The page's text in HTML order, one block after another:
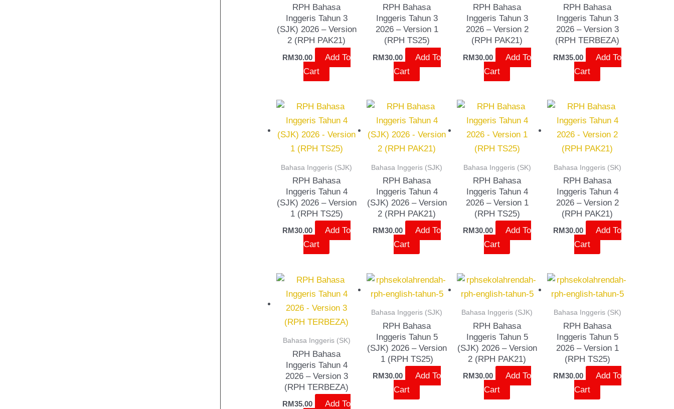
RPH Bahasa
Inggeris Tahun 3
(SJK) 2026 – Version
2 (RPH PAK21)
RM30.00
Add To
Cart
RPH Bahasa
Inggeris Tahun 3
2026 – Version 1
(RPH TS25)
RM30.00
Add To
Cart
RPH Bahasa
Inggeris Tahun 3
2026 – Version 2
(RPH PAK21)
RM30.00
Add To
Cart
RPH Bahasa
Inggeris Tahun 3
2026 – Version 3
(RPH TERBEZA)
RM35.00
Add To
Cart
Bahasa Inggeris (SJK)
RPH Bahasa
Inggeris Tahun 4
(SJK) 2026 – Version
1 (RPH TS25)
RM30.00
Add To
Cart
Bahasa Inggeris (SJK)
RPH Bahasa
Inggeris Tahun 4
(SJK) 2026 – Version
2 (RPH PAK21)
RM30.00
Add To
Cart
Bahasa Inggeris (SK)
RPH Bahasa
Inggeris Tahun 4
2026 – Version 1
(RPH TS25)
RM30.00
Add To
Cart
Bahasa Inggeris (SK)
RPH Bahasa
Inggeris Tahun 4
2026 – Version 2
(RPH PAK21)
RM30.00
Add To
Cart
Bahasa Inggeris (SK)
RPH Bahasa
Inggeris Tahun 4
2026 – Version 3
(RPH TERBEZA)
RM35.00 Add To
Bahasa Inggeris (SJK)
RPH Bahasa
Inggeris Tahun 5
(SJK) 2026 – Version
1 (RPH TS25)
RM30.00
Add To
Cart
Bahasa Inggeris (SJK)
RPH Bahasa
Inggeris Tahun 5
(SJK) 2026 – Version
2 (RPH PAK21)
RM30.00
Add To
Cart
Bahasa Inggeris (SK)
RPH Bahasa
Inggeris Tahun 5
2026 – Version 1
(RPH TS25)
RM30.00
Add To
Cart